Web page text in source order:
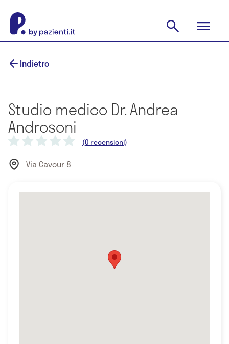
Indietro
Studio medico Dr. Andrea
Androsoni
(0 recensioni)
Via Cavour 8